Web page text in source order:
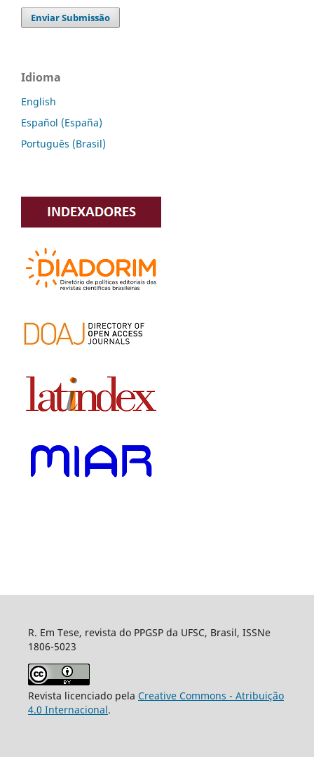
Enviar Submissão
Idioma
English
Español (España)
Português (Brasil)
R. Em Tese, revista do PPGSP da UFSC, Brasil, ISSNe
1806-5023
Revista licenciado pela Creative Commons - Atribuição
4.0 Internacional.